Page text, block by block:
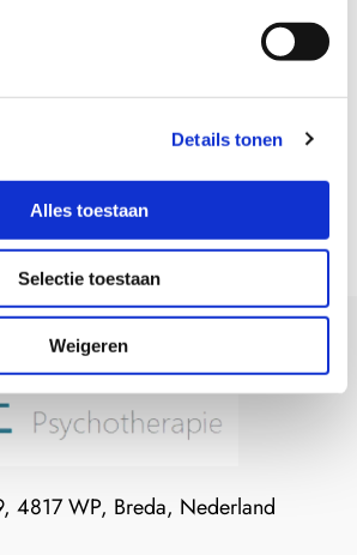
Details tonen
Alles toestaan
Selectie toestaan
Weigeren
(Eye Movement
and Reprocessing)
4817 WP, Breda, Nederland